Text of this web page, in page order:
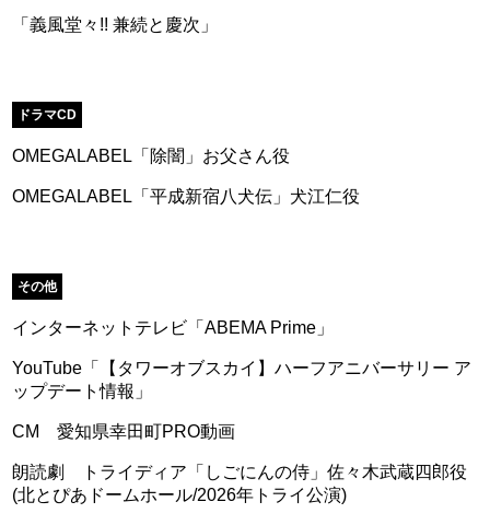
「義風堂々!! 兼続と慶次」
ドラマCD
OMEGALABEL「除闇」お父さん役
OMEGALABEL「平成新宿八犬伝」犬江仁役
その他
インターネットテレビ「ABEMA Prime」
YouTube「【タワーオブスカイ】ハーフアニバーサリー ア
ップデート情報」
CM 愛知県幸田町PRO動画
朗読劇 トライディア「しごにんの侍」佐々木武蔵四郎役
(北とぴあドームホール/2026年トライ公演)